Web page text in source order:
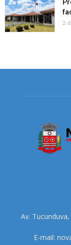
2
Av.
E-mail: